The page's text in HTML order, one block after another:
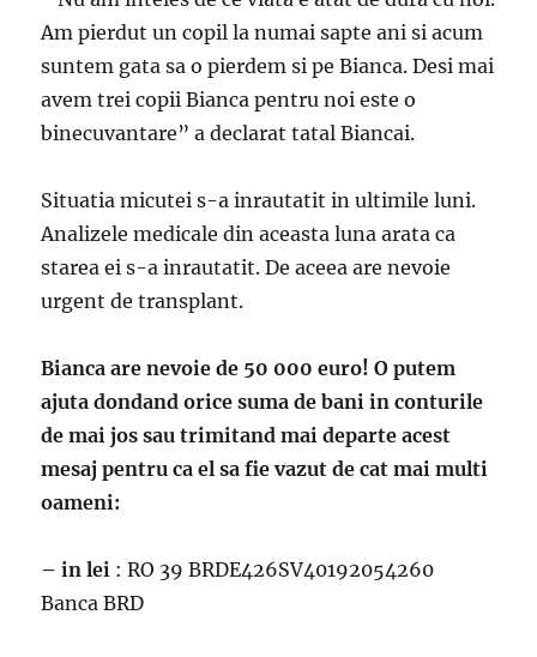
Am pierdut un copil la numai sapte ani si acum
suntem gata sa o pierdem si pe Bianca. Desi mai
avem trei copii Bianca pentru noi este o
binecuvantare” a declarat tatal Biancai.
Situatia micutei s-a inrautatit in ultimile luni.
Analizele medicale din aceasta luna arata ca
starea ei s-a inrautatit. De aceea are nevoie
urgent de transplant.
Bianca are nevoie de 50 000 euro! O putem
ajuta dondand orice suma de bani in conturile
de mai jos sau trimitand mai departe acest
mesaj pentru ca el sa fie vazut de cat mai multi
oameni:
– in lei : RO 39 BRDE426SV40192054260
Banca BRD